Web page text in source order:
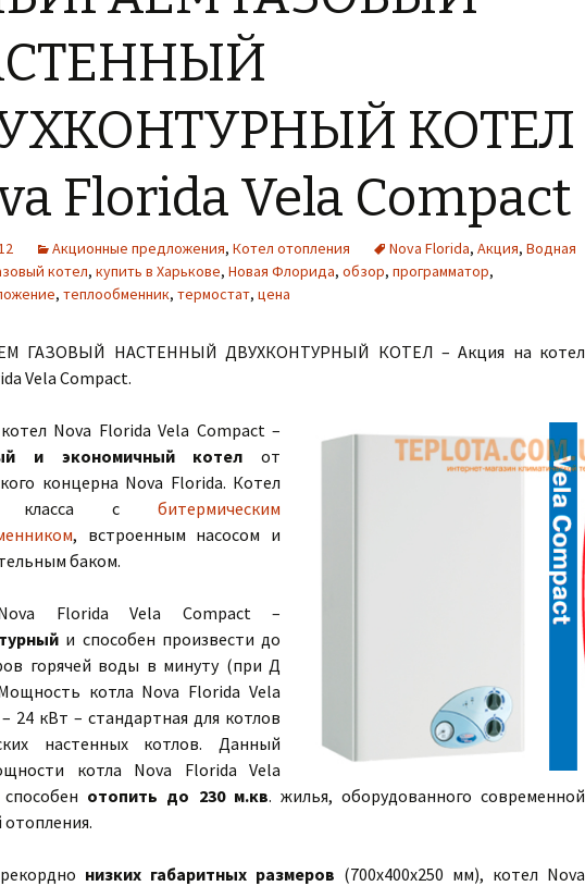
КОТЕЛ
Florida Vela Compact
Акционные предложения, Котел отопления Nova Florida, Акция, Водная
котел, купить в Харькове, Новая Флорида, обзор, программатор,
, теплообменник, термостат, цена
ГАЗОВЫЙ НАСТЕННЫЙ ДВУХКОНТУРНЫЙ КОТЕЛ – Акция на котел
Vela Compact.
Nova Florida Vela Compact –
и экономичный котел от
концерна Nova Florida. Котел
класса с битермическим
, встроенным насосом и
баком.
Florida Vela Compact –
и способен произвести до
горячей воды в минуту (при Д
котла Nova Florida Vela
24 кВт – стандартная для котлов
настенных котлов. Данный
котла Nova Florida Vela
отопить до 230 м.кв. жилья, оборудованного современной
отопления.
низких габаритных размеров (700х400х250 мм), котел Nova